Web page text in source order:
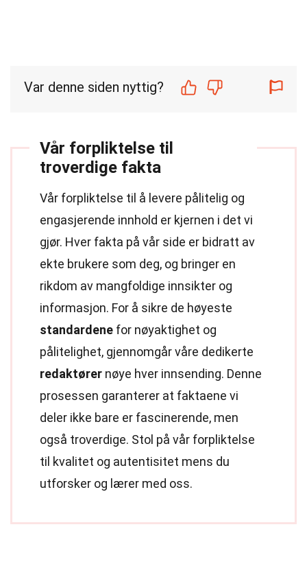
Var denne siden nyttig?
Vår forpliktelse til
troverdige fakta
Vår forpliktelse til å levere pålitelig og
engasjerende innhold er kjernen i det vi
gjør. Hver fakta på vår side er bidratt av
ekte brukere som deg, og bringer en
rikdom av mangfoldige innsikter og
informasjon. For å sikre de høyeste
standardene for nøyaktighet og
pålitelighet, gjennomgår våre dedikerte
redaktører nøye hver innsending. Denne
prosessen garanterer at faktaene vi
deler ikke bare er fascinerende, men
også troverdige. Stol på vår forpliktelse
til kvalitet og autentisitet mens du
utforsker og lærer med oss.